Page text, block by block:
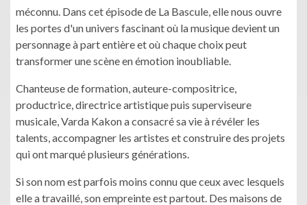
méconnu. Dans cet épisode de La Bascule, elle nous ouvre
les portes d'un univers fascinant où la musique devient un
personnage à part entière et où chaque choix peut
transformer une scène en émotion inoubliable.
Chanteuse de formation, auteure-compositrice,
productrice, directrice artistique puis superviseure
musicale, Varda Kakon a consacré sa vie à révéler les
talents, accompagner les artistes et construire des projets
qui ont marqué plusieurs générations.
Si son nom est parfois moins connu que ceux avec lesquels
elle a travaillé, son empreinte est partout. Des maisons de